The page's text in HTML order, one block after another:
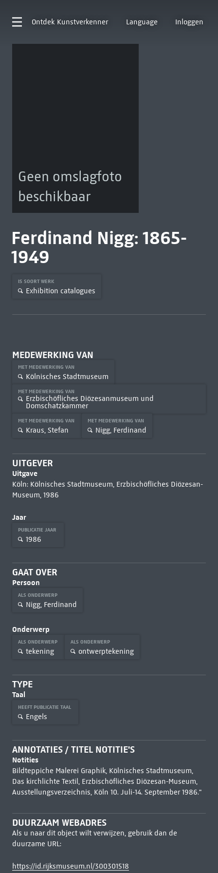
Ontdek Kunstverkenner Language Inloggen
Geen omslagfoto
beschikbaar
Ferdinand Nigg: 1865-
1949
IS SOORT WERK
Exhibition catalogues
MEDEWERKING VAN
MET MEDEWERKING VAN
Kölnisches Stadtmuseum
MET MEDEWERKING VAN
Erzbischöfliches Diözesanmuseum und
Domschatzkammer
MET MEDEWERKING VAN
Kraus, Stefan
MET MEDEWERKING VAN
Nigg, Ferdinand
UITGEVER
Uitgave
Köln: Kölnisches Stadtmuseum, Erzbischöfliches Diözesan-
Museum, 1986
Jaar
PUBLICATIE JAAR
1986
GAAT OVER
Persoon
ALS ONDERWERP
Nigg, Ferdinand
Onderwerp
ALS ONDERWERP
tekening
ALS ONDERWERP
ontwerptekening
TYPE
Taal
HEEFT PUBLICATIE TAAL
Engels
ANNOTATIES / TITEL NOTITIE'S
Notities
Bildteppiche Malerei Graphik, Kölnisches Stadtmuseum,
Das kirchlichte Textil, Erzbischöfliches Diözesan-Museum,
Ausstellungsverzeichnis, Köln 10. Juli-14. September 1986."
DUURZAAM WEBADRES
Als u naar dit object wilt verwijzen, gebruik dan de
duurzame URL:
https://id.rijksmuseum.nl/300301518